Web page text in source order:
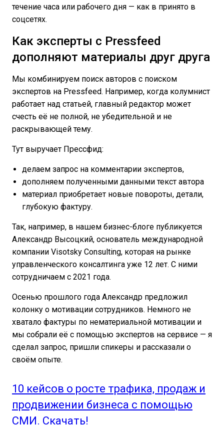
течение часа или рабочего дня — как в принято в
соцсетях.
Как эксперты с Pressfeed
дополняют материалы друг друга
Мы комбинируем поиск авторов с поиском
экспертов на Pressfeed. Например, когда колумнист
работает над статьей, главный редактор может
счесть её не полной, не убедительной и не
раскрывающей тему.
Тут выручает Прессфид:
делаем запрос на комментарии экспертов,
дополняем полученными данными текст автора
материал приобретает новые повороты, детали,
глубокую фактуру.
Так, например, в нашем бизнес-блоге публикуется
Александр Высоцкий, основатель международной
компании Visotsky Consulting, которая на рынке
управленческого консалтинга уже 12 лет. С ними
сотрудничаем с 2021 года.
Осенью прошлого года Александр предложил
колонку о мотивации сотрудников. Немного не
хватало фактуры по нематериальной мотивации и
мы собрали её с помощью экспертов на сервисе — я
сделал запрос, пришли спикеры и рассказали о
своём опыте.
10 кейсов о росте трафика, продаж и
продвижении бизнеса с помощью
СМИ. Скачать!